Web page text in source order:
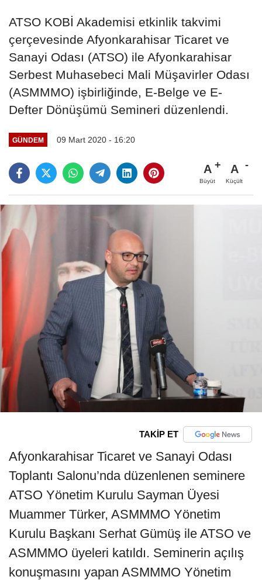
ATSO KOBİ Akademisi etkinlik takvimi
çerçevesinde Afyonkarahisar Ticaret ve
Sanayi Odası (ATSO) ile Afyonkarahisar
Serbest Muhasebeci Mali Müşavirler Odası
(ASMMMO) işbirliğinde, E-Belge ve E-
Defter Dönüşümü Semineri düzenlendi.
GÜNDEM 09 Mart 2020 - 16:20
A
Büyüt
A
Küçült
TAKİP ET
Afyonkarahisar Ticaret ve Sanayi Odası
Toplantı Salonu’nda düzenlenen seminere
ATSO Yönetim Kurulu Sayman Üyesi
Muammer Türker, ASMMMO Yönetim
Kurulu Başkanı Serhat Gümüş ile ATSO ve
ASMMMO üyeleri katıldı. Seminerin açılış
konuşmasını yapan ASMMMO Yönetim